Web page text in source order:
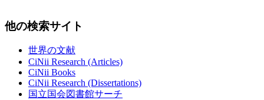
他の検索サイト
世界の文献
CiNii Research (Articles)
CiNii Books
CiNii Research (Dissertations)
国立国会図書館サーチ